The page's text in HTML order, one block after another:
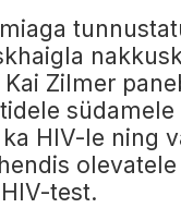
Zilmer
HIV-le ning
test.